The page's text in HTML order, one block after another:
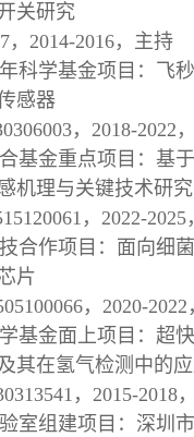
关研究
，2014-2016，主持
科学基金项目：飞
感器
，2018-2022
基金重点项目：基
机理与关键技术研究
，2022-
合作项目：面向细
片
，2020-
基金面上项目：超
其在氢气检测中的应
，2015-2018
室组建项目：深圳